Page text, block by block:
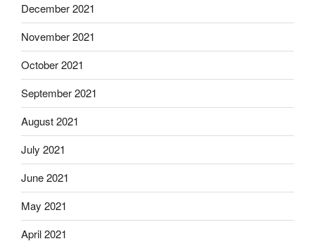
December 2021
November 2021
October 2021
September 2021
August 2021
July 2021
June 2021
May 2021
April 2021